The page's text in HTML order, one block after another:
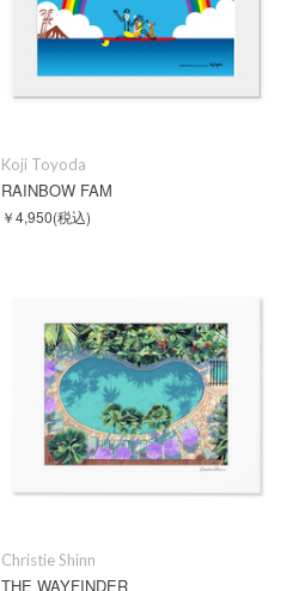
Koji Toyoda
RAINBOW FAM
￥4,950(税込)
Christie Shinn
THE WAYFINDER